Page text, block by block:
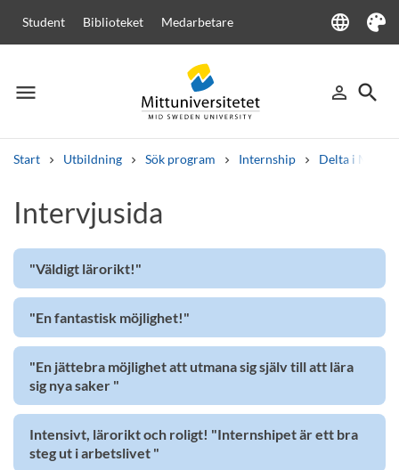
Student Biblioteket Medarbetare language
Language
Tema
menu
Meny person_outline
Logga in
search
Sök
Start Utbildning Sök program Internship Delta i
Andra söktjänster
Kurser och programKursplanerVälkomstbrevPersonal
Lediga jobb
Intervjusida
"Väldigt lärorikt!"
"En fantastisk möjlighet!"
"En jättebra möjlighet att utmana sig själv till att lära
sig nya saker "
Intensivt, lärorikt och roligt! "Internshipet är ett bra
steg ut i arbetslivet "